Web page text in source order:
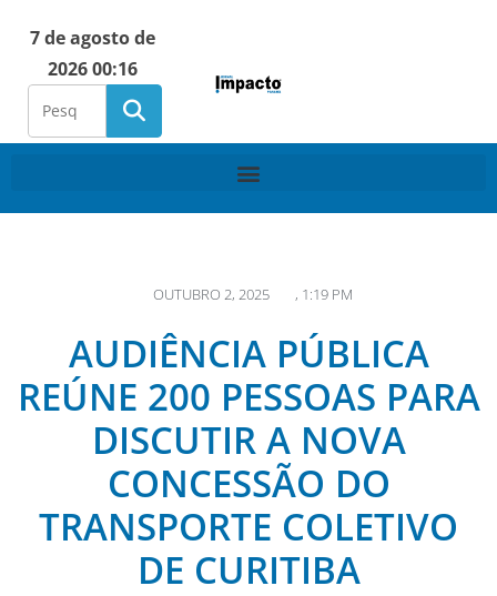
7 de agosto de
2026 00:16
OUTUBRO 2, 2025 , 1:19 PM
AUDIÊNCIA PÚBLICA
REÚNE 200 PESSOAS PARA
DISCUTIR A NOVA
CONCESSÃO DO
TRANSPORTE COLETIVO
DE CURITIBA